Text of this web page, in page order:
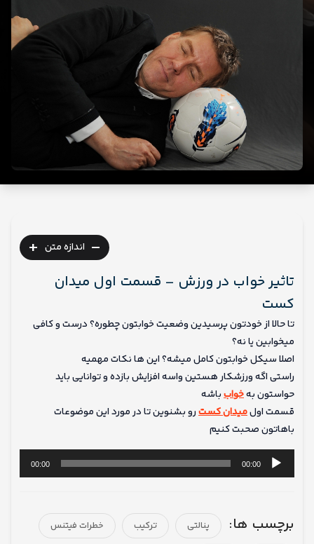
- اندازه متن +
تاثیر خواب در ورزش – قسمت اول میدان
کست
تا حالا از خودتون پرسیدین وضعیت خوابتون چطوره؟ درست و کافی
میخوابین یا نه؟
اصلا سیکل خوابتون کامل میشه؟ این ها نکات مهمیه
راستی اگه ورزشکار هستین واسه افزایش بازده و توانایی باید
حواستون بهخوابباشه
قسمت اولمیدان کسترو بشنوین تا در مورد این موضوعات
باهاتون صحبت کنیم
پخش‌کننده
صوت
00:00
00:00
برچسب ها: پنالتی ترکیب خطرات فیتنس